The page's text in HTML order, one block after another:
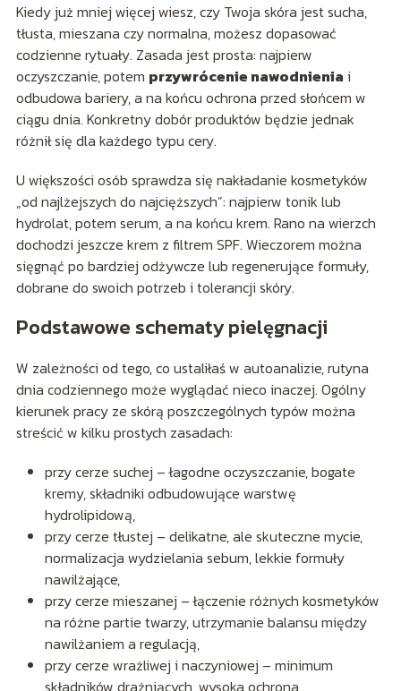
Kiedy już mniej więcej wiesz, czy Twoja skóra jest sucha,
tłusta, mieszana czy normalna, możesz dopasować
codzienne rytuały. Zasada jest prosta: najpierw
oczyszczanie, potem przywrócenie nawodnienia i
odbudowa bariery, a na końcu ochrona przed słońcem w
ciągu dnia. Konkretny dobór produktów będzie jednak
różnił się dla każdego typu cery.
U większości osób sprawdza się nakładanie kosmetyków
„od najlżejszych do najcięższych”: najpierw tonik lub
hydrolat, potem serum, a na końcu krem. Rano na wierzch
dochodzi jeszcze krem z filtrem SPF. Wieczorem można
sięgnąć po bardziej odżywcze lub regenerujące formuły,
dobrane do swoich potrzeb i tolerancji skóry.
Podstawowe schematy pielęgnacji
W zależności od tego, co ustaliłaś w autoanalizie, rutyna
dnia codziennego może wyglądać nieco inaczej. Ogólny
kierunek pracy ze skórą poszczególnych typów można
streścić w kilku prostych zasadach:
przy cerze suchej – łagodne oczyszczanie, bogate
kremy, składniki odbudowujące warstwę
hydrolipidową,
przy cerze tłustej – delikatne, ale skuteczne mycie,
normalizacja wydzielania sebum, lekkie formuły
nawilżające,
przy cerze mieszanej – łączenie różnych kosmetyków
na różne partie twarzy, utrzymanie balansu między
nawilżaniem a regulacją,
przy cerze wrażliwej i naczyniowej – minimum
składników drażniących, wysoka ochrona